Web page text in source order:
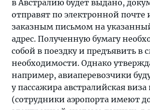
в Австралию будет выдано,
отправят по электронной почте
заказным письмом на
адрес. Полученную бумагу
собой в поездку и предъявить в
необходимости. Однако
например, авиаперевозчики
у пассажира австралийская
(сотрудники аэропорта имеют